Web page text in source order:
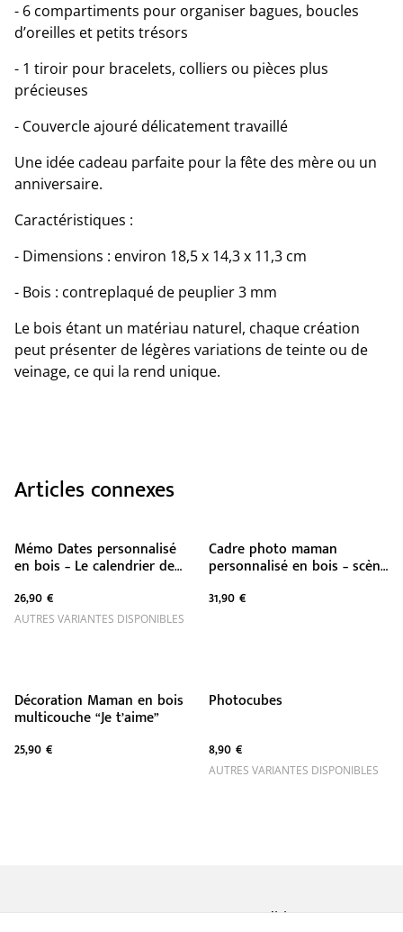
- 6 compartiments pour organiser bagues, boucles
d’oreilles et petits trésors
- 1 tiroir pour bracelets, colliers ou pièces plus
précieuses
- Couvercle ajouré délicatement travaillé
Une idée cadeau parfaite pour la fête des mère ou un
anniversaire.
Caractéristiques :
- Dimensions : environ 18,5 x 14,3 x 11,3 cm
- Bois : contreplaqué de peuplier 3 mm
Le bois étant un matériau naturel, chaque création
peut présenter de légères variations de teinte ou de
veinage, ce qui la rend unique.
Articles connexes
Mémo Dates personnalisé
en bois – Le calendrier de
26,90 €
AUTRES VARIANTES DISPONIBLES
Cadre photo maman
personnalisé en bois – scène
décorative
31,90 €
Décoration Maman en bois
multicouche “Je t’aime”
25,90 €
Photocubes
8,90 €
AUTRES VARIANTES DISPONIBLES
Contactez-nous Conditions